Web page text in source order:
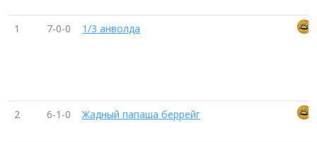
1 7-0-0 1/3 анволда
2 6-1-0 Жадный папаша беррейг